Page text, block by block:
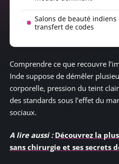
Salons de beauté indiens
transfert de codes
Comprendre ce que recouvre
Inde suppose de démêler
corporelle, pression du teint
des standards sous l’effet du
sociaux.
A lire aussi : Découvrez la
sans chirurgie et ses secrets